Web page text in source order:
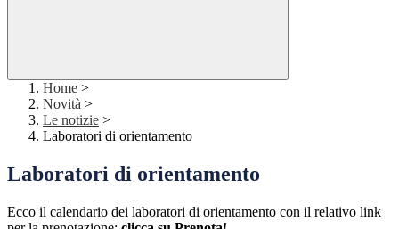
Home >
Novità >
Le notizie >
Laboratori di orientamento
Laboratori di orientamento
Ecco il calendario dei laboratori di orientamento con il relativo link